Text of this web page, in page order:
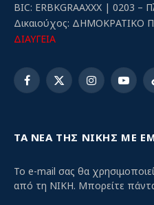
BIC: ERBKGRAAXXX | 0203 –
Δικαιούχος: ΔΗΜΟΚΡΑΤΙΚΟ
ΔΙΑΥΓΕΙΑ
Facebook
X
Instagram
ΤΑ ΝΕΑ ΤΗΣ ΝΙΚΗΣ ΜΕ
Το e-mail σας θα
από τη ΝΙΚΗ. Μπορείτε